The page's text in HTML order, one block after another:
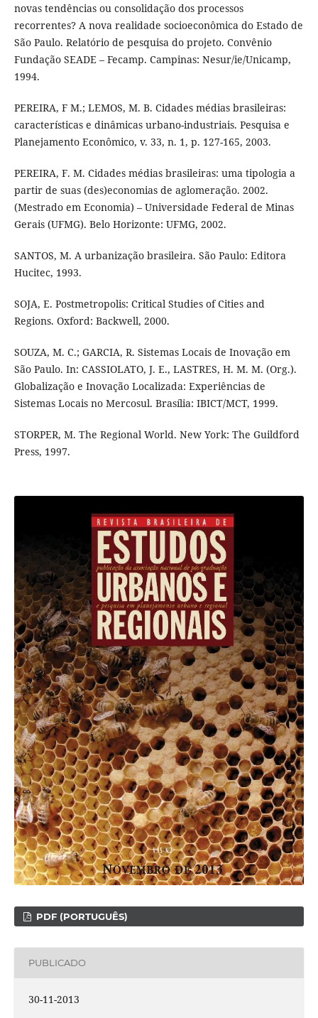
novas tendências ou consolidação dos processos
recorrentes? A nova realidade socioeconômica do Estado de
São Paulo. Relatório de pesquisa do projeto. Convênio
Fundação SEADE – Fecamp. Campinas: Nesur/ie/Unicamp,
1994.
PEREIRA, F M.; LEMOS, M. B. Cidades médias brasileiras:
características e dinâmicas urbano-industriais. Pesquisa e
Planejamento Econômico, v. 33, n. 1, p. 127-165, 2003.
PEREIRA, F. M. Cidades médias brasileiras: uma tipologia a
partir de suas (des)economias de aglomeração. 2002.
(Mestrado em Economia) – Universidade Federal de Minas
Gerais (UFMG). Belo Horizonte: UFMG, 2002.
SANTOS, M. A urbanização brasileira. São Paulo: Editora
Hucitec, 1993.
SOJA, E. Postmetropolis: Critical Studies of Cities and
Regions. Oxford: Backwell, 2000.
SOUZA, M. C.; GARCIA, R. Sistemas Locais de Inovação em
São Paulo. In: CASSIOLATO, J. E., LASTRES, H. M. M. (Org.).
Globalização e Inovação Localizada: Experiências de
Sistemas Locais no Mercosul. Brasília: IBICT/MCT, 1999.
STORPER, M. The Regional World. New York: The Guildford
Press, 1997.
PDF (PORTUGUÊS)
PUBLICADO
30-11-2013